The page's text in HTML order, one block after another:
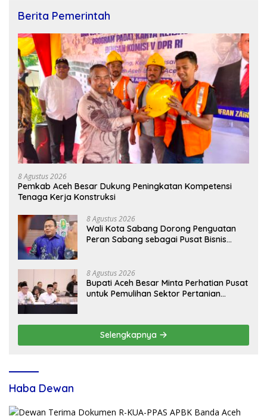
Berita Pemerintah
8 Agustus 2026
Pemkab Aceh Besar Dukung Peningkatan Kompetensi
Tenaga Kerja Konstruksi
8 Agustus 2026
Wali Kota Sabang Dorong Penguatan
Peran Sabang sebagai Pusat Bisnis
8 Agustus 2026
Bupati Aceh Besar Minta Perhatian Pusat
untuk Pemulihan Sektor Pertanian
Selengkapnya
Haba Dewan